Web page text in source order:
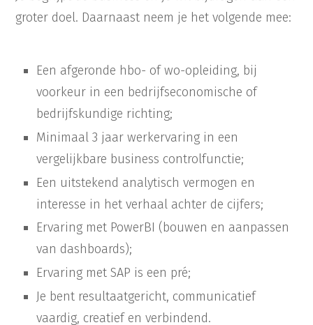
groter doel. Daarnaast neem je het volgende mee:
Een afgeronde hbo- of wo-opleiding, bij
voorkeur in een bedrijfseconomische of
bedrijfskundige richting;
Minimaal 3 jaar werkervaring in een
vergelijkbare business controlfunctie;
Een uitstekend analytisch vermogen en
interesse in het verhaal achter de cijfers;
Ervaring met PowerBI (bouwen en aanpassen
van dashboards);
Ervaring met SAP is een pré;
Je bent resultaatgericht, communicatief
vaardig, creatief en verbindend.